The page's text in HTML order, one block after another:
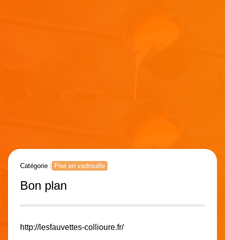
Catégorie : Piwi en vadrouille
Bon plan
http://lesfauvettes-collioure.fr/